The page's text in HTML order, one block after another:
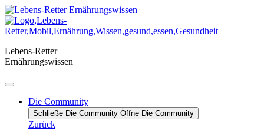
Zum
Inhalt
springen
Lebens-Retter
Ernährungswissen
Die Community
Schließe Die Community Öffne Die Community
Zurück